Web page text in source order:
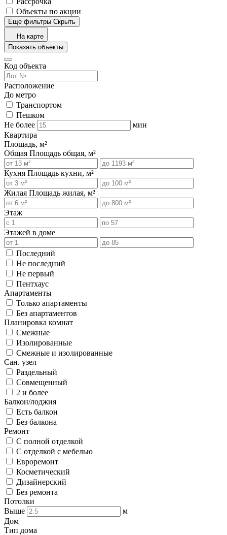
Объекты по акции
Еще фильтры Скрыть
На карте
Показать объекты
Код объекта
Расположение
До метро
Транспортом
Пешком
Не более
мин
Квартира
Площадь, м²
Общая Площадь общая, м²
Кухня Площадь кухни, м²
Жилая Площадь жилая, м²
Этаж
Этажей в доме
Последний
Не последний
Не первый
Пентхаус
Апартаменты
Только апартаменты
Без апартаментов
Планировка комнат
Смежные
Изолированные
Смежные и изолированные
Сан. узел
Раздельный
Совмещенный
2 и более
Балкон/лоджия
Есть балкон
Без балкона
Ремонт
С полной отделкой
С отделкой с мебелью
Евроремонт
Косметический
Дизайнерский
Без ремонта
Потолки
Выше
м
Дом
Тип дома